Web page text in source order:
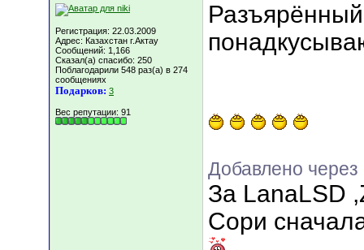
Регистрация: 22.03.2009
Адрес: Казахстан г.Актау
Сообщений: 1,166
Сказал(а) спасибо: 250
Поблагодарили 548 раз(а) в 274
сообщениях
Подарков: 3
Вес репутации: 91
Добавлено через
За LanaLSD
Сори